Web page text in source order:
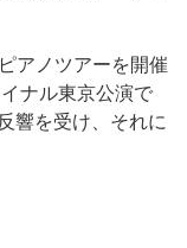
アノツアーを開催
ナル東京公演で
響を受け、それに